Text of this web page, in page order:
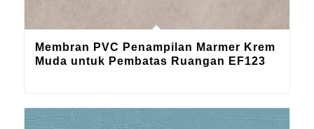
Membran PVC Penampilan Marmer Krem
Muda untuk Pembatas Ruangan EF123